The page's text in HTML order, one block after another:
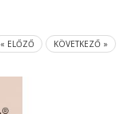
« ELŐZŐ KÖVETKEZŐ »